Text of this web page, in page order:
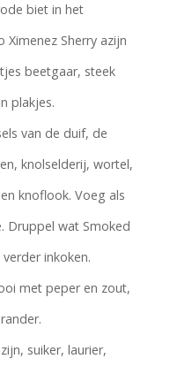
biet in het
Sherry azijn
beetgaar, steek
plakjes.
van de duif, de
knolselderij, wortel,
knoflook. Voeg als
Druppel wat Smoked
inkoken.
met peper en zout,
suiker, laurier,